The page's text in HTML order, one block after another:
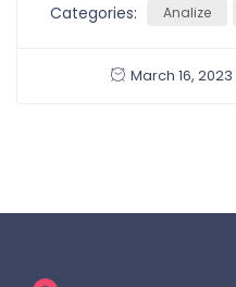
Categories: Analize
March 16, 2023